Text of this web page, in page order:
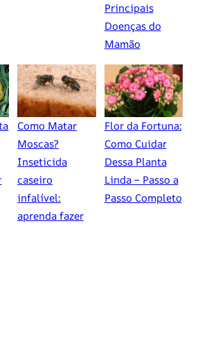
Principais
Doenças do
Mamão
Como Matar
Moscas?
Inseticida
caseiro
infalível:
aprenda fazer
Flor da Fortuna:
Como Cuidar
Dessa Planta
Linda – Passo a
Passo Completo